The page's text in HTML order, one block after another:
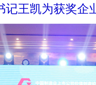
记王凯为获奖企